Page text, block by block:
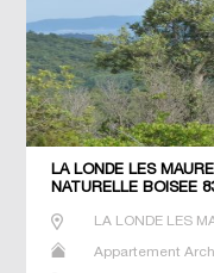
LA LONDE LES
NATURELLE BOISEE
LA LONDE LES
Appartement